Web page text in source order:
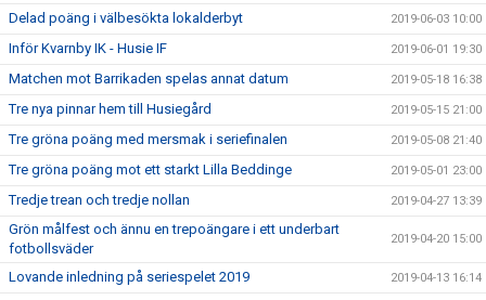
Delad poäng i välbesökta lokalderbyt 2019-06-03 10:00
Inför Kvarnby IK - Husie IF 2019-06-01 19:30
Matchen mot Barrikaden spelas annat datum 2019-05-18 16:38
Tre nya pinnar hem till Husiegård 2019-05-15 21:00
Tre gröna poäng med mersmak i seriefinalen 2019-05-08 21:40
Tre gröna poäng mot ett starkt Lilla Beddinge 2019-05-01 23:00
Tredje trean och tredje nollan 2019-04-27 13:39
Grön målfest och ännu en trepoängare i ett underbart
fotbollsväder
2019-04-20 15:00
Lovande inledning på seriespelet 2019 2019-04-13 16:14